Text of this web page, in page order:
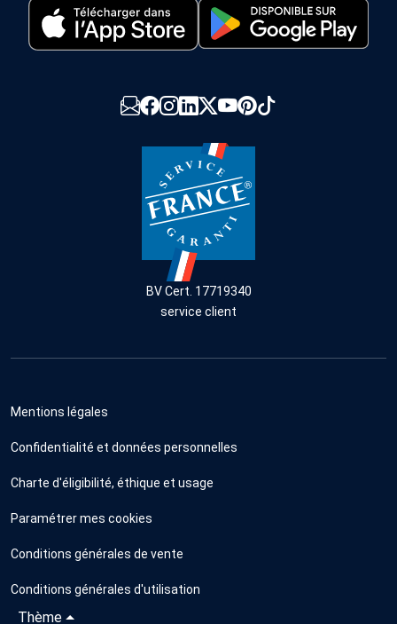
BV Cert. 17719340
service client
Mentions légales
Confidentialité et données personnelles
Charte d'éligibilité, éthique et usage
Paramétrer mes cookies
Conditions générales de vente
Conditions générales d'utilisation
Thème